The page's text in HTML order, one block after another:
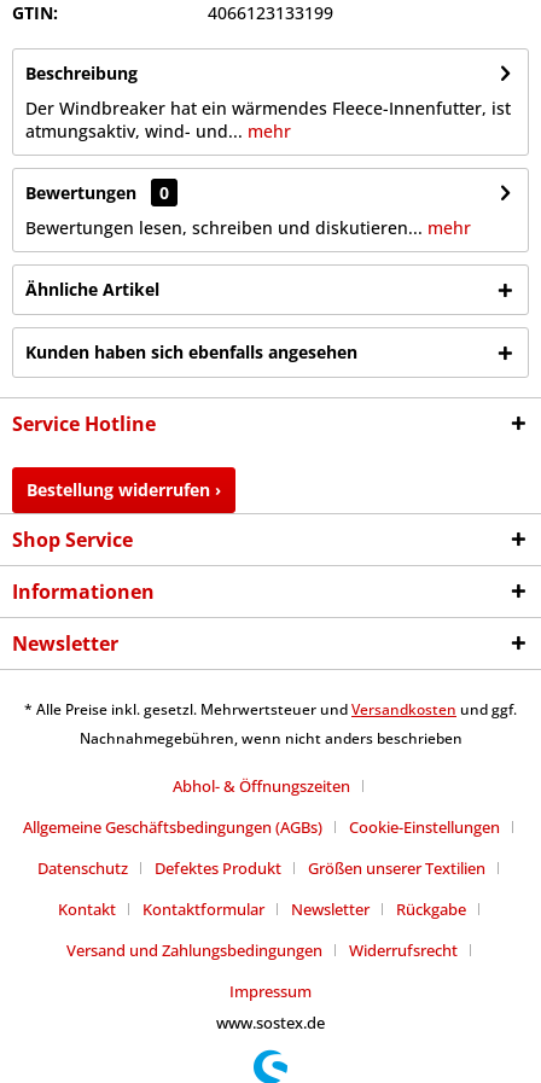
GTIN:
4066123133199
Beschreibung
Der Windbreaker hat ein wärmendes Fleece-Innenfutter, ist
atmungsaktiv, wind- und... mehr
Bewertungen
0
Bewertungen lesen, schreiben und diskutieren... mehr
Ähnliche Artikel
Kunden haben sich ebenfalls angesehen
Service Hotline
Bestellung widerrufen ›
Shop Service
Informationen
Newsletter
* Alle Preise inkl. gesetzl. Mehrwertsteuer undVersandkosten und ggf.
Nachnahmegebühren, wenn nicht anders beschrieben
Abhol- & Öffnungszeiten
Allgemeine Geschäftsbedingungen (AGBs)
Cookie-Einstellungen
Datenschutz
Defektes Produkt
Größen unserer Textilien
Kontakt
Kontaktformular Newsletter
Rückgabe
Versand und Zahlungsbedingungen
Widerrufsrecht
Impressum
www.sostex.de